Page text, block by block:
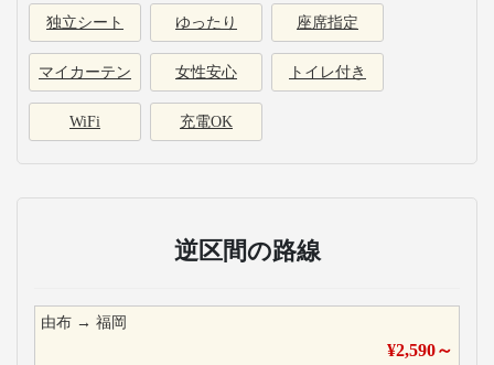
独立シート ゆったり 座席指定
マイカーテン 女性安心 トイレ付き
WiFi 充電OK
逆区間の路線
由布 → 福岡
¥2,590～